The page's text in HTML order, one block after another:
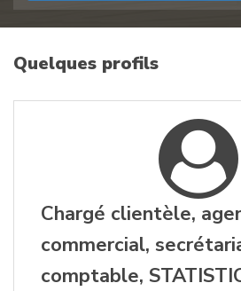
Quelques profils
Chargé clientèle,
commercial,
comptable,